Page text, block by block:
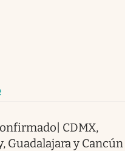
CDMX,
Guadalajara y Cancún